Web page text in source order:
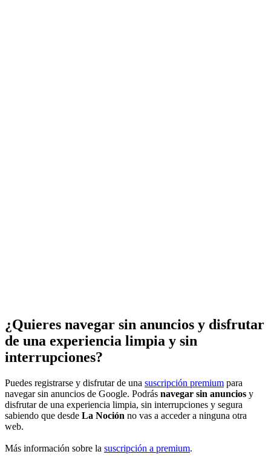
¿Quieres navegar sin anuncios y disfrutar
de una experiencia limpia y sin
interrupciones?
Puedes registrarse y disfrutar de una suscripción premium para
navegar sin anuncios de Google. Podrás navegar sin anuncios y
disfrutar de una experiencia limpia, sin interrupciones y segura
sabiendo que desde La Noción no vas a acceder a ninguna otra
web.
Más información sobre la suscripción a premium.